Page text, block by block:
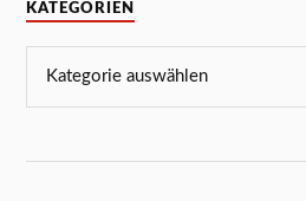
KATEGORIEN